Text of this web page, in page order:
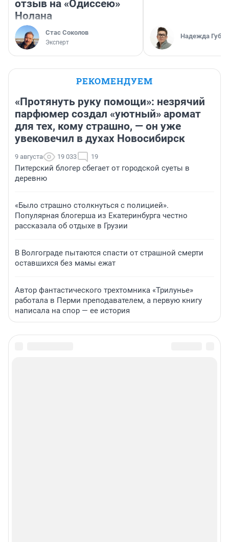
отзыв на «Одиссею»
Нолана
Стас Соколов
Эксперт
Надежда
РЕКОМЕНДУЕМ
«Протянуть руку помощи»: незрячий
парфюмер создал «уютный» аромат
для тех, кому страшно, — он уже
увековечил в духах Новосибирск
9 августа 19 033 19
Питерский блогер сбегает от городской суеты в
деревню
«Было страшно столкнуться с полицией».
Популярная блогерша из Екатеринбурга честно
рассказала об отдыхе в Грузии
В Волгограде пытаются спасти от страшной смерти
оставшихся без мамы ежат
Автор фантастического трехтомника «Трилунье»
работала в Перми преподавателем, а первую книгу
написала на спор — ее история